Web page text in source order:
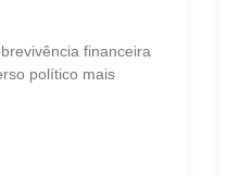
financeira
político mais